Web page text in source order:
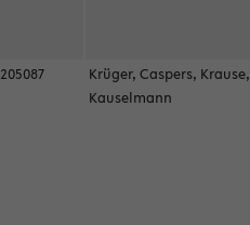
205087
Krüger, Caspers, Krause,
Kauselmann